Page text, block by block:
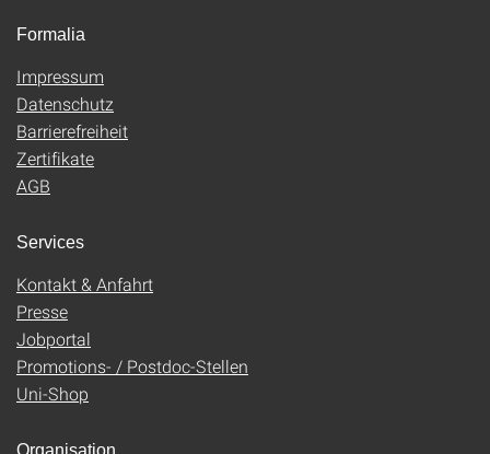
Formalia
Impressum
Datenschutz
Barrierefreiheit
Zertifikate
AGB
Services
Kontakt & Anfahrt
Presse
Jobportal
Promotions- / Postdoc-Stellen
Uni-Shop
Organisation